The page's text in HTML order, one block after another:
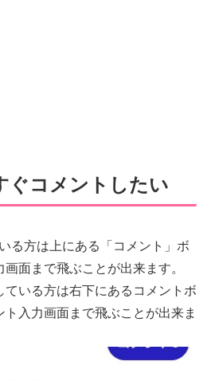
ぐコメントしたい
る方は上にある「コメント」ボ
面まで飛ぶことが出来ます。
ている方は右下にあるコメントボ
入力画面まで飛ぶことが出来ま